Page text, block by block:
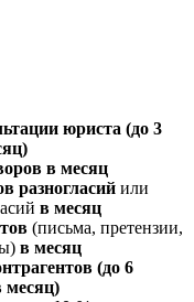
юриста (до 3
в месяц
разногласийили
в месяц
(письма, претензии,
в месяц
(до 6
месяц)